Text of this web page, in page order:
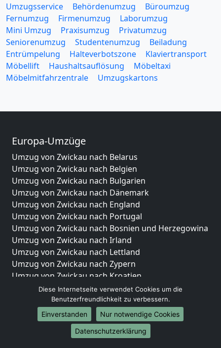
Umzugsservice Behördenumzug
Büroumzug
Fernumzug
Firmenumzug
Laborumzug
Mini Umzug
Praxisumzug
Privatumzug
Seniorenumzug
Studentenumzug
Beiladung
Entrümpelung
Halteverbotszone
Klaviertransport
Möbellift
Haushaltsauflösung
Möbeltaxi
Möbelmitfahrzentrale
Umzugskartons
Europa-Umzüge
Umzug von Zwickau nach Belarus
Umzug von Zwickau nach Belgien
Umzug von Zwickau nach Bulgarien
Umzug von Zwickau nach Dänemark
Umzug von Zwickau nach England
Umzug von Zwickau nach Portugal
Umzug von Zwickau nach Bosnien und Herzegowina
Umzug von Zwickau nach Irland
Umzug von Zwickau nach Lettland
Umzug von Zwickau nach Zypern
Umzug von Zwickau nach Kroatien
Umzug von Zwickau nach Estland
Umzug von Zwickau nach Finnland
Umzug von Zwickau nach Frankreich
Umzug von Zwickau nach Griechenland
Umzug von Zwickau nach Italien
Diese Internetseite verwendet Cookies um die
Benutzerfreundlichkeit zu verbessern.
Einverstanden
Nur notwendige Cookies
Datenschutzerklärung